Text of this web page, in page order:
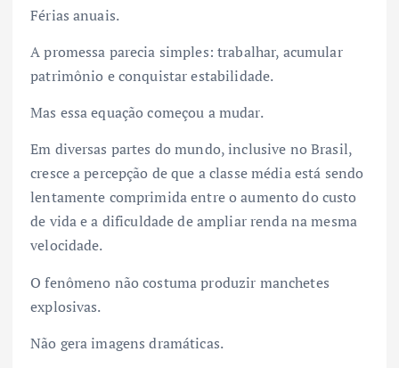
Férias anuais.
A promessa parecia simples: trabalhar, acumular
patrimônio e conquistar estabilidade.
Mas essa equação começou a mudar.
Em diversas partes do mundo, inclusive no Brasil,
cresce a percepção de que a classe média está sendo
lentamente comprimida entre o aumento do custo
de vida e a dificuldade de ampliar renda na mesma
velocidade.
O fenômeno não costuma produzir manchetes
explosivas.
Não gera imagens dramáticas.